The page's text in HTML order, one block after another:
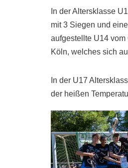
In der Altersklasse
mit 3 Siegen und
aufgestellte U14 vom
Köln, welches sich
In der U17
der heißen